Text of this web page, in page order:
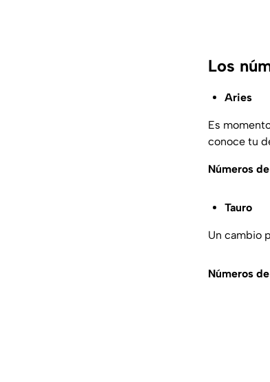
Los
Aries
Es
conoce tu
Números
Tauro
Un cambio
Números